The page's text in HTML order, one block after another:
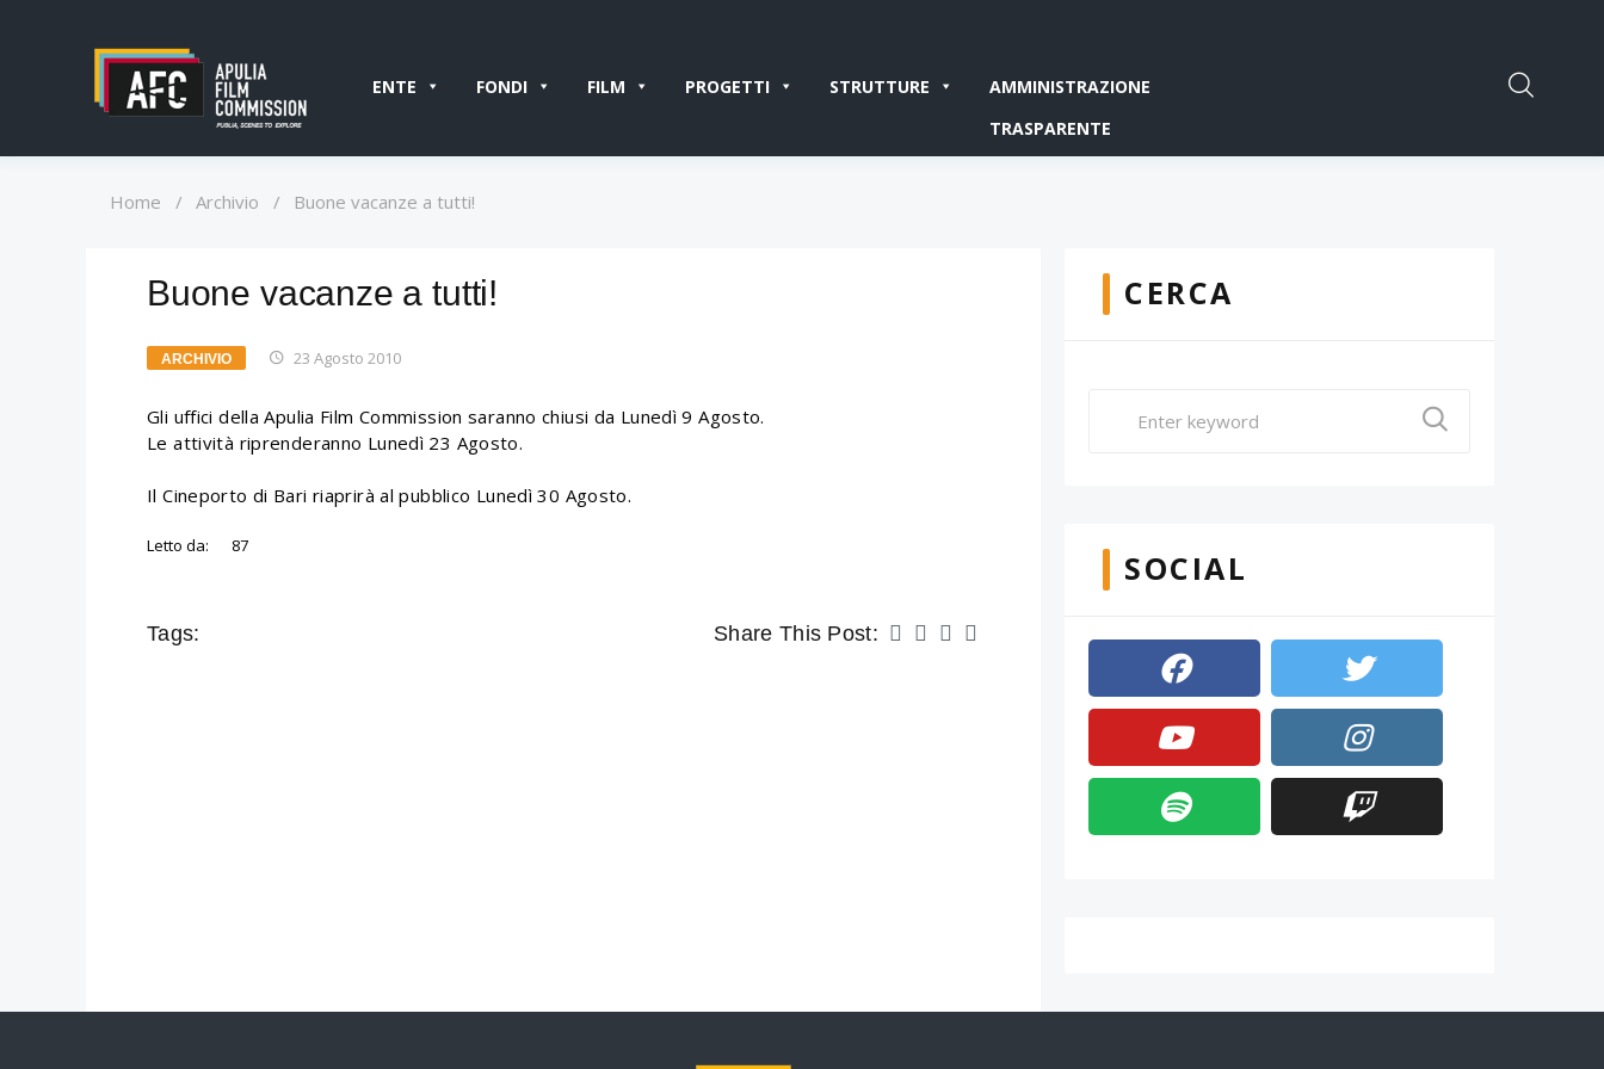
ENTE FONDI FILM PROGETTI STRUTTURE
AMMINISTRAZIONE
TRASPARENTE
Home / Archivio / Buone vacanze a tutti!
Buone vacanze a tutti!
ARCHIVIO 23 Agosto 2010
Gli uffici della Apulia Film Commission saranno chiusi da Lunedì 9 Agosto.
Le attività riprenderanno Lunedì 23 Agosto.
Il Cineporto di Bari riaprirà al pubblico Lunedì 30 Agosto.
Letto da: 87
Tags: Share This Post:
CERCA
SOCIAL